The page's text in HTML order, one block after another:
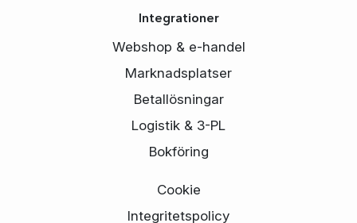
Integrationer
Webshop & e-handel
Marknadsplatser
Betallösningar
Logistik & 3-PL
Bokföring
Cookie
Integritetspolicy